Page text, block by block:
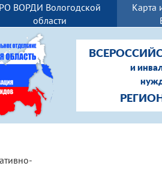
РО ВОРДИ Вологодской
области
Карта
и